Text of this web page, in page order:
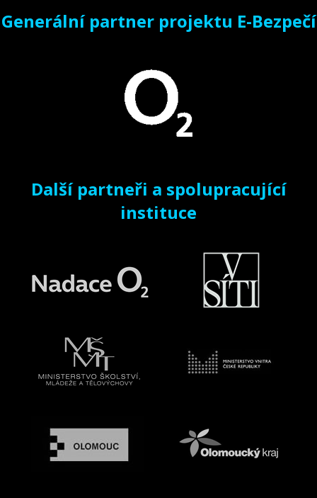
Generální partner projektu E-Bezpečí
Další partneři a spolupracující
instituce